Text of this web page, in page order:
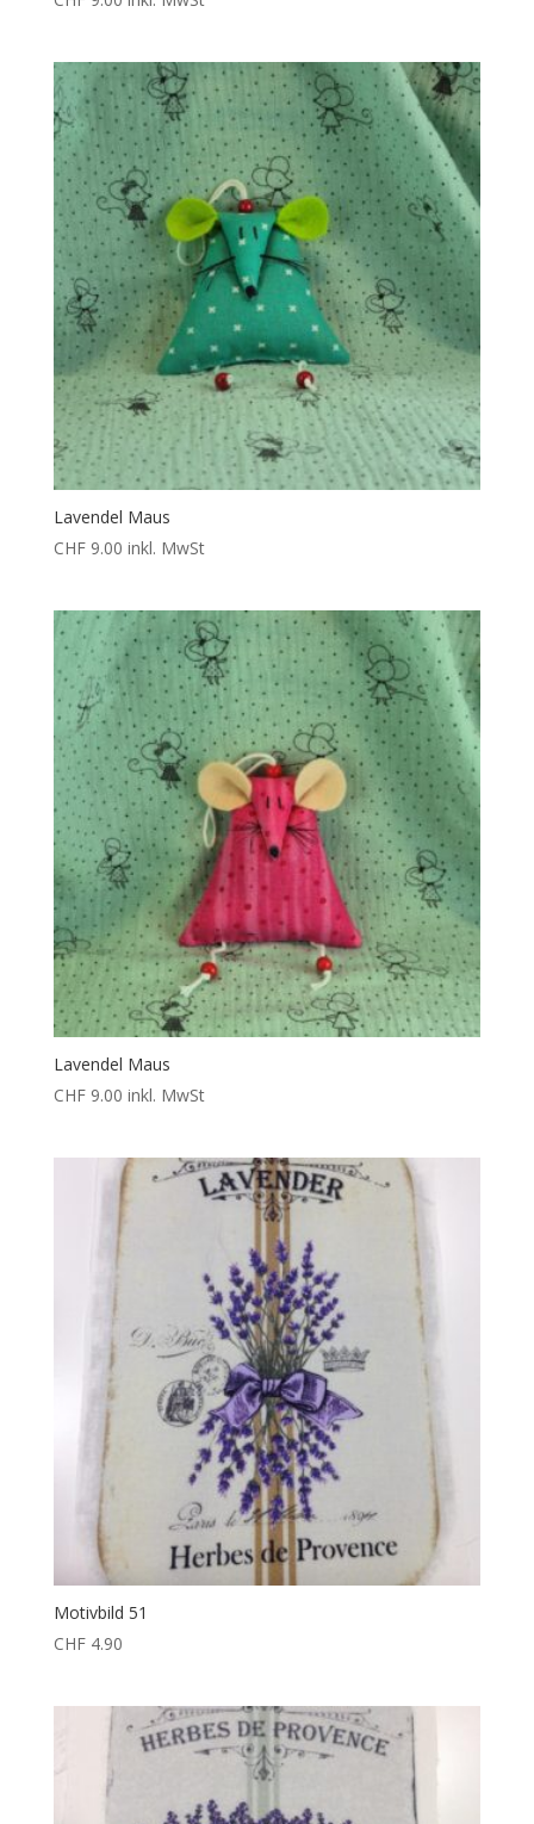
Lavendel Maus
CHF9.00 inkl. MwSt
Lavendel Maus
CHF9.00 inkl. MwSt
Motivbild 51
CHF4.90